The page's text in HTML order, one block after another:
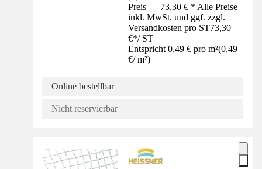
Preis — 73,30 € * Alle Preise
inkl. MwSt. und ggf. zzgl.
Versandkosten pro ST73,30
€*/ ST
Entspricht 0,49 € pro m²(0,49
€/ m²)
Online bestellbar
Nicht reservierbar